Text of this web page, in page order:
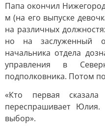
Папа окончил
м (на его выпуске
на различных
но на заслуженный
начальника отдела
управления в
подполковника. Потом
«Кто первая
переспрашивает
выбор».